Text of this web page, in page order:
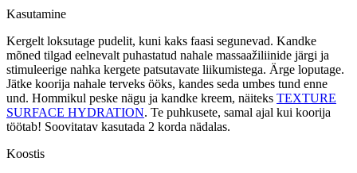
Kasutamine
Kergelt loksutage pudelit, kuni kaks faasi segunevad. Kandke
mõned tilgad eelnevalt puhastatud nahale massaažiliinide järgi ja
stimuleerige nahka kergete patsutavate liikumistega. Ärge loputage.
Jätke koorija nahale terveks ööks, kandes seda umbes tund enne
und. Hommikul peske nägu ja kandke kreem, näiteks TEXTURE
SURFACE HYDRATION. Te puhkusete, samal ajal kui koorija
töötab! Soovitatav kasutada 2 korda nädalas.
Koostis